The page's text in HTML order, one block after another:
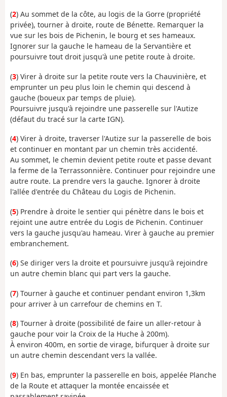
(2) Au sommet de la côte, au logis de la Gorre (propriété
privée), tourner à droite, route de Bénette. Remarquer la
vue sur les bois de Pichenin, le bourg et ses hameaux.
Ignorer sur la gauche le hameau de la Servantière et
poursuivre tout droit jusqu'à une petite route à droite.
(3) Virer à droite sur la petite route vers la Chauvinière, et
emprunter un peu plus loin le chemin qui descend à
gauche (boueux par temps de pluie).
Poursuivre jusqu'à rejoindre une passerelle sur l'Autize
(défaut du tracé sur la carte IGN).
(4) Virer à droite, traverser l'Autize sur la passerelle de bois
et continuer en montant par un chemin très accidenté.
Au sommet, le chemin devient petite route et passe devant
la ferme de la Terrassonnière. Continuer pour rejoindre une
autre route. La prendre vers la gauche. Ignorer à droite
l'allée d'entrée du Château du Logis de Pichenin.
(5) Prendre à droite le sentier qui pénètre dans le bois et
rejoint une autre entrée du Logis de Pichenin. Continuer
vers la gauche jusqu'au hameau. Virer à gauche au premier
embranchement.
(6) Se diriger vers la droite et poursuivre jusqu'à rejoindre
un autre chemin blanc qui part vers la gauche.
(7) Tourner à gauche et continuer pendant environ 1,3km
pour arriver à un carrefour de chemins en T.
(8) Tourner à droite (possibilité de faire un aller-retour à
gauche pour voir la Croix de la Huche à 200m).
À environ 400m, en sortie de virage, bifurquer à droite sur
un autre chemin descendant vers la vallée.
(9) En bas, emprunter la passerelle en bois, appelée Planche
de la Route et attaquer la montée encaissée et